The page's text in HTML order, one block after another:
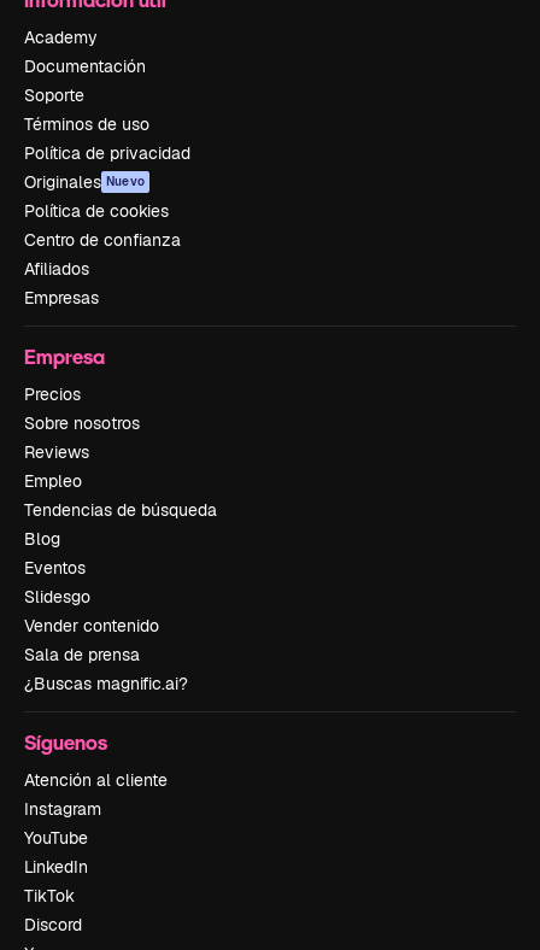
Academy
Documentación
Soporte
Términos de uso
Política de privacidad
Originales Nuevo
Política de cookies
Centro de confianza
Afiliados
Empresas
Empresa
Precios
Sobre nosotros
Reviews
Empleo
Tendencias de búsqueda
Blog
Eventos
Slidesgo
Vender contenido
Sala de prensa
¿Buscas magnific.ai?
Síguenos
Atención al cliente
Instagram
YouTube
LinkedIn
TikTok
Discord